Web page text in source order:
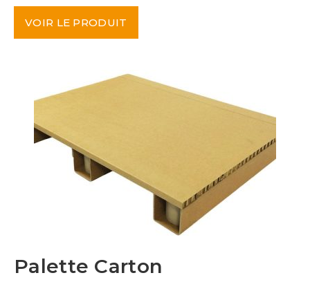
VOIR LE PRODUIT
Palette Carton